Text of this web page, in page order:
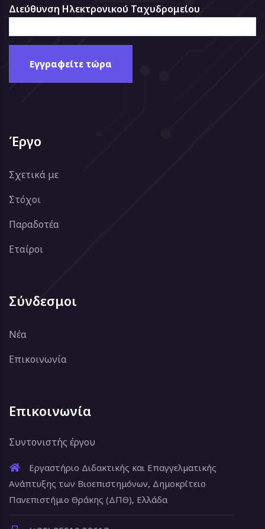
Διεύθυνση Ηλεκτρονικού Ταχυδρομείου
Έργο
Σχετικά με
Στόχοι
Παραδοτέα
Εταίροι
Σύνδεσμοι
Νέα
Επικοινωνία
Επικοινωνία
Συντονιστής έργου
Εργαστήριο Διδακτικής και Επαγγελματικής
Ανάπτυξης των Βιοεπιστημόνων, Δημοκρίτειο
Πανεπιστήμιο Θράκης (ΔΠΘ), Ελλάδα